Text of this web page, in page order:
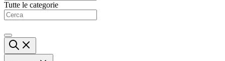
Tutte le categorie